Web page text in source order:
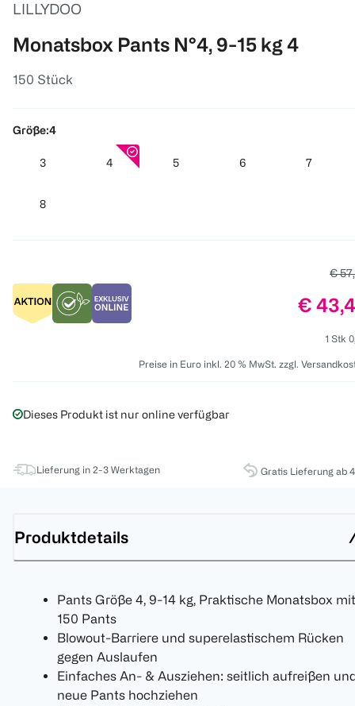
LILLYDOO
Monatsbox Pants N°4, 9-15 kg 4
150 Stück
Größe:4
3 4 5 6 7
8
€
Preis:
€
1 Stk
Preise in Euro inkl. 20 % MwSt. zzgl.
Dieses Produkt ist nur online verfügbar
Lieferung in 2-3 Werktagen Gratis Lieferung ab
Produktdetails
Pants Größe 4, 9-14 kg, Praktische Monatsbox mit
150 Pants
Blowout-Barriere und superelastischem Rücken
gegen Auslaufen
Einfaches An- & Ausziehen: seitlich aufreißen
neue Pants hochziehen